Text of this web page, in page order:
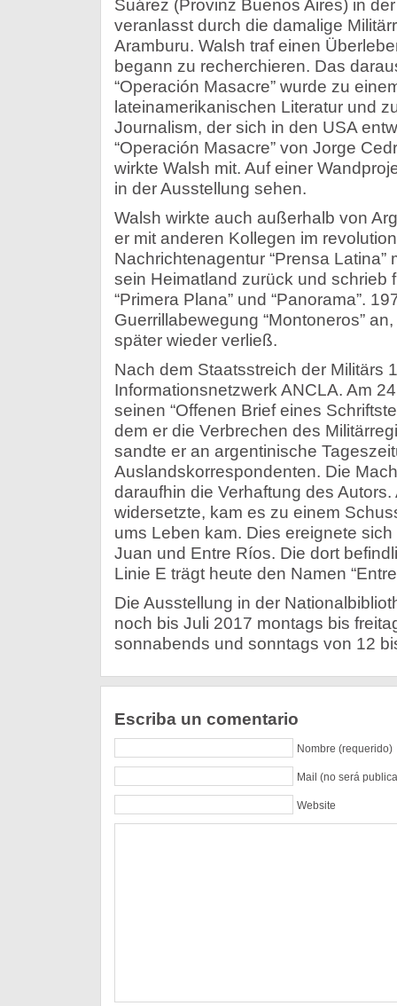
Suárez (Provinz Buenos Aires) in
veranlasst durch die damalige
Aramburu. Walsh traf einen
begann zu recherchieren. Das
“Operación Masacre” wurde zu
lateinamerikanischen Literatur und
Journalism, der sich in den USA
“Operación Masacre” von Jorge
wirkte Walsh mit. Auf einer
in der Ausstellung sehen.
Walsh wirkte auch außerhalb von
er mit anderen Kollegen im
Nachrichtenagentur “Prensa Latina”
sein Heimatland zurück und schrieb
“Primera Plana” und “Panorama”.
Guerrillabewegung “Montoneros”
später wieder verließ.
Nach dem Staatsstreich der Militärs
Informationsnetzwerk ANCLA. Am
seinen “Offenen Brief eines
dem er die Verbrechen des
sandte er an argentinische
Auslandskorrespondenten. Die
daraufhin die Verhaftung des Autors.
widersetzte, kam es zu einem
ums Leben kam. Dies ereignete
Juan und Entre Ríos. Die dort
Linie E trägt heute den Namen
Die Ausstellung in der
noch bis Juli 2017 montags bis
sonnabends und sonntags von 12
Escriba un comentario
Nombre (requerido)
Mail (no será
Website